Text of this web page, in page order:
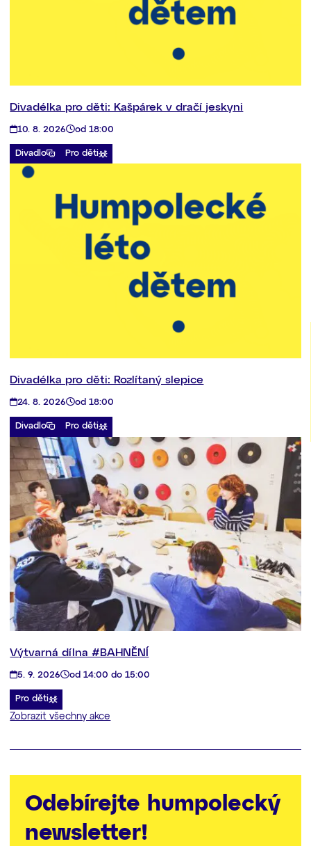
Divadélka pro děti: Kašpárek v dračí jeskyni
10. 8. 2026 od 18:00
Divadlo Pro děti
Divadélka pro děti: Rozlítaný slepice
24. 8. 2026 od 18:00
Divadlo Pro děti
Výtvarná dílna #BAHNĚNÍ
5. 9. 2026 od 14:00 do 15:00
Pro děti
Zobrazit všechny akce
Odebírejte humpolecký
newsletter!